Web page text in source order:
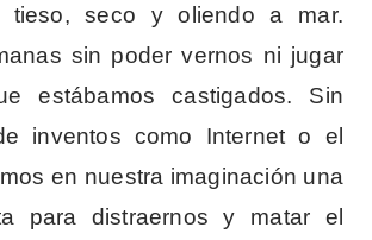
seco y oliendo a mar.
sin poder vernos ni jugar
estábamos castigados. Sin
inventos como Internet o el
en nuestra imaginación una
para distraernos y matar el